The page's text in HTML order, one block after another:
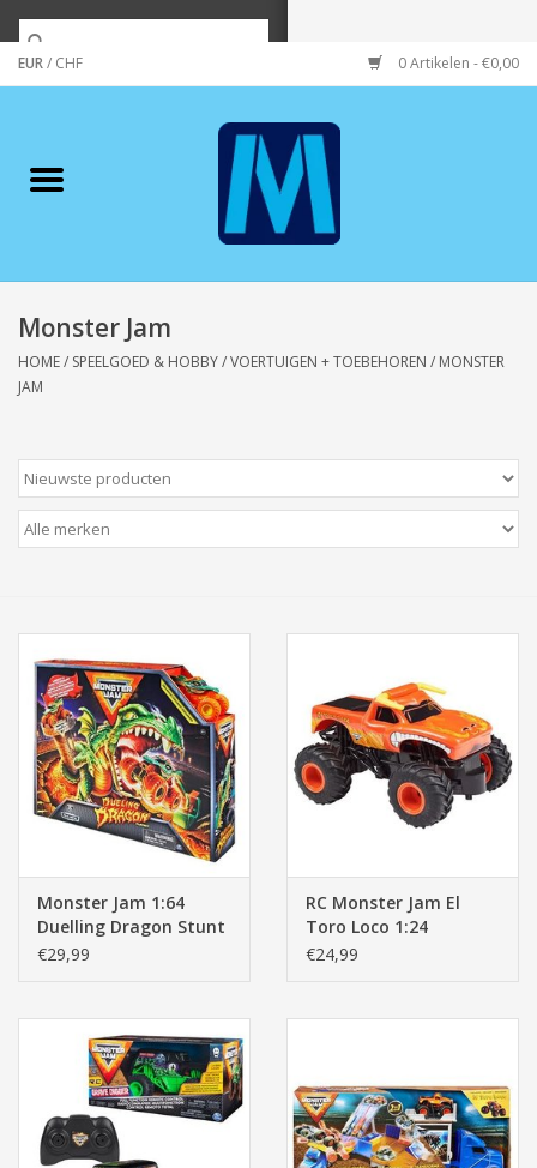
EUR/ CHF 0 Artikelen - €0,00
Merken
Wonen/koken/huishouden
Koffie & thee
Zeeuws/Streek
Boeken
Elektra
Baby & Peuter
Speelgoed & hobby
Cadeau & feest
Veiligheid
Pasen
Monster Jam
HOME/ SPEELGOED & HOBBY/VOERTUIGEN + TOEBEHOREN / MONSTER
JAM
Monster Jam 1:64
Duelling Dragon Stunt
Playset, Draken
€29,99
RC Monster Jam El
Toro Loco 1:24
€24,99